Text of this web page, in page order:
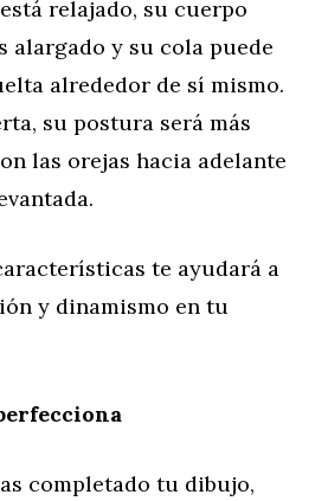
relajado, su cuerpo
alargado y su cola puede
alrededor de sí mismo.
su postura será más
las orejas hacia adelante
te ayudará a
y dinamismo en tu
completado tu dibujo,